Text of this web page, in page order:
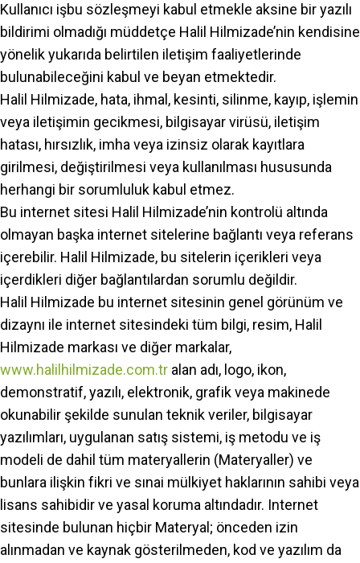
Kullanıcı işbu sözleşmeyi kabul etmekle aksine bir yazılı
bildirimi olmadığı müddetçe Halil Hilmizade’nin kendisine
yönelik yukarıda belirtilen iletişim faaliyetlerinde
bulunabileceğini kabul ve beyan etmektedir.
Halil Hilmizade, hata, ihmal, kesinti, silinme, kayıp, işlemin
veya iletişimin gecikmesi, bilgisayar virüsü, iletişim
hatası, hırsızlık, imha veya izinsiz olarak kayıtlara
girilmesi, değiştirilmesi veya kullanılması hususunda
herhangi bir sorumluluk kabul etmez.
Bu internet sitesi Halil Hilmizade’nin kontrolü altında
olmayan başka internet sitelerine bağlantı veya referans
içerebilir. Halil Hilmizade, bu sitelerin içerikleri veya
içerdikleri diğer bağlantılardan sorumlu değildir.
Halil Hilmizade bu internet sitesinin genel görünüm ve
dizaynı ile internet sitesindeki tüm bilgi, resim, Halil
Hilmizade markası ve diğer markalar,
www.halilhilmizade.com.tr alan adı, logo, ikon,
demonstratif, yazılı, elektronik, grafik veya makinede
okunabilir şekilde sunulan teknik veriler, bilgisayar
yazılımları, uygulanan satış sistemi, iş metodu ve iş
modeli de dahil tüm materyallerin (Materyaller) ve
bunlara ilişkin fikri ve sınai mülkiyet haklarının sahibi veya
lisans sahibidir ve yasal koruma altındadır. Internet
sitesinde bulunan hiçbir Materyal; önceden izin
alınmadan ve kaynak gösterilmeden, kod ve yazılım da